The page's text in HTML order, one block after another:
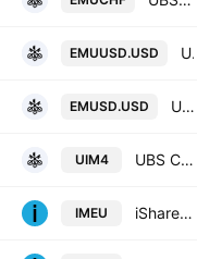
EMUUSD.USD UBS ETF SICAV - UBS ETF - MSCI EMU UCITS ETF -(hedged to USD) A-acc- Capitalisation
EMUSD.USD UBS (Lux) Fund Solutions SICAV - UBS CORE MSCI EMU UCITS ETF hUSD dis
UIM4 UBS Core MSCI EMU UCITS ETF-EUR dis- Distribution
IMEU iShares Core MSCI Europe UCITS ETF